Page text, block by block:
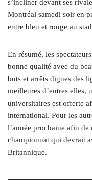
s’incliner devant ses
Montréal samedi soir en
entre bleu et rouge au
En résumé, les
bonne qualité avec du
buts et arrêts dignes des
meilleures d’entres elles,
universitaires est offerte
international. Pour les
l’année prochaine afin de
championnat qui devrait
Britannique.